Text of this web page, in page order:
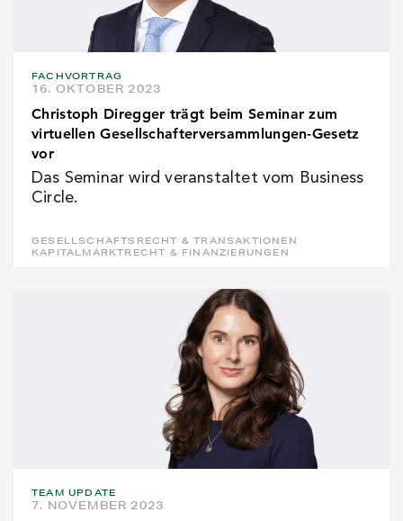
FACHVORTRAG
16. OKTOBER 2023
Christoph Diregger trägt beim Seminar zum
virtuellen Gesellschafterversammlungen-Gesetz
vor
Das Seminar wird veranstaltet vom Business
Circle.
GESELLSCHAFTSRECHT & TRANSAKTIONEN
KAPITALMARKTRECHT & FINANZIERUNGEN
TEAM UPDATE
7. NOVEMBER 2023